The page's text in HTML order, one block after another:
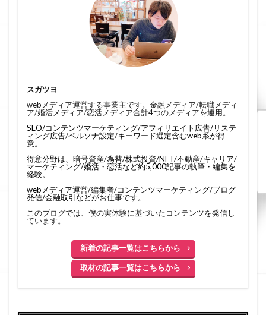
スガツヨ
webメディア運営する事業主です。金融メディア/転職メディ
ア/婚活メディア/恋活メディア合計4つのメディアを運用。
SEO/コンテンツマーケティング/アフィリエイト広告/リステ
ィング広告/ペルソナ設定/キーワード選定含むweb系が得
意。
得意分野は、暗号資産/為替/株式投資/NFT/不動産/キャリア/
マーケティング/婚活・恋活など約5,000記事の執筆・編集を
経験。
webメディア運営/編集者/コンテンツマーケティング/ブログ
発信/金融取引などがお仕事です。
このブログでは、僕の実体験に基づいたコンテンツを発信し
ています。
新着の記事一覧はこちらから
取材の記事一覧はこちらから